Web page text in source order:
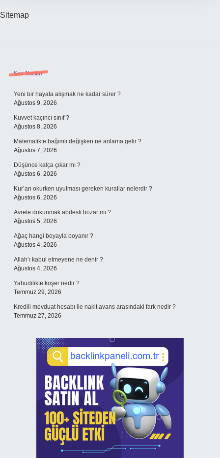
Sitemap
Sidebar
Son Yazılar
Yeni bir hayata alışmak ne kadar sürer ?
Ağustos 9, 2026
Kuvvet kaçıncı sınıf ?
Ağustos 8, 2026
Matematikte bağımlı değişken ne anlama gelir ?
Ağustos 7, 2026
Düşünce kalça çıkar mı ?
Ağustos 6, 2026
Kur’an okurken uyulması gereken kurallar nelerdir ?
Ağustos 6, 2026
Avrete dokunmak abdesti bozar mı ?
Ağustos 5, 2026
Ağaç hangi boyayla boyanır ?
Ağustos 4, 2026
Allah’ı kabul etmeyene ne denir ?
Ağustos 4, 2026
Yahudilikte koşer nedir ?
Temmuz 29, 2026
Kredili mevduat hesabı ile nakit avans arasındaki fark nedir ?
Temmuz 27, 2026